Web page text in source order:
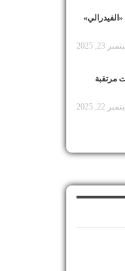
23, 2025
مرتقبة
22, 2025